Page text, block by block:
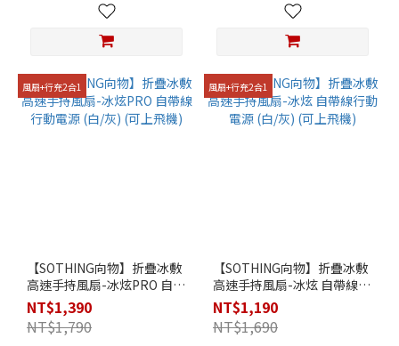
風扇+行充2合1
【SOTHING向物】折疊冰敷
高速手持風扇-冰炫PRO 自帶
線行動電源 (白/灰) (可上飛
機)
NT$1,390
NT$1,790
風扇+行充2合1
【SOTHING向物】折疊冰敷
高速手持風扇-冰炫 自帶線行
動電源 (白/灰) (可上飛機)
NT$1,190
NT$1,690